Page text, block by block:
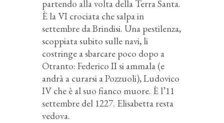
partendo alla volta della Terra Santa.
È la VI crociata che salpa in
settembre da Brindisi. Una pestilenza,
scoppiata subito sulle navi, li
costringe a sbarcare poco dopo a
Otranto: Federico II si ammala (e
andrà a curarsi a Pozzuoli), Ludovico
IV che è al suo fianco muore. È l’11
settembre del 1227. Elisabetta resta
vedova.